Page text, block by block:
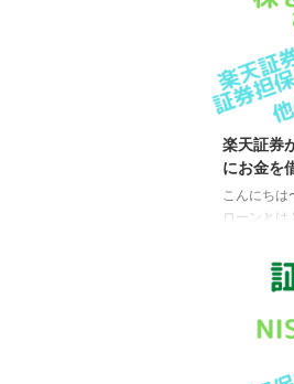
楽天証券
にお金を
こんにちは
ローンとは
は、保有
保にして
にした金
る）、借
め、実質
通りです